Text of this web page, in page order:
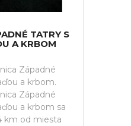
TATRY S
A KRBOM
Západné
a krbom.
Západné
a krbom sa
km od miesta